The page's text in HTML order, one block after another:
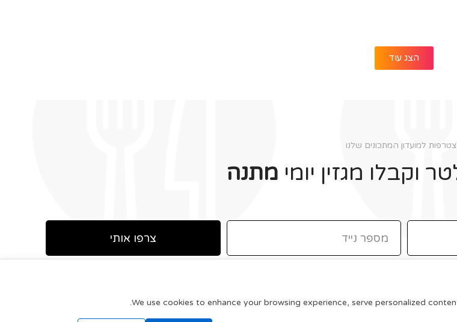
הצג עוד
למועדון המתכונים שלנו
וקבלו מגזין יומי מתנה
צרפו אותי
We use cookies to enhance your browsing experience, serve personalized